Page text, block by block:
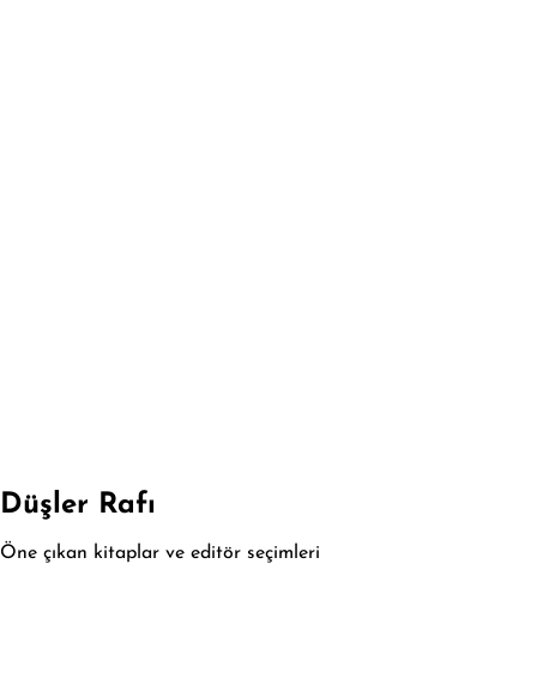
Düşler Rafı
Öne çıkan kitaplar ve editör seçimleri